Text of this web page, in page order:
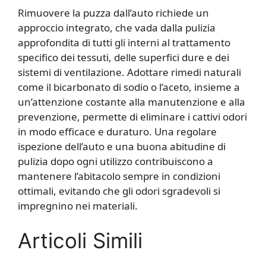
Rimuovere la puzza dall’auto richiede un
approccio integrato, che vada dalla pulizia
approfondita di tutti gli interni al trattamento
specifico dei tessuti, delle superfici dure e dei
sistemi di ventilazione. Adottare rimedi naturali
come il bicarbonato di sodio o l’aceto, insieme a
un’attenzione costante alla manutenzione e alla
prevenzione, permette di eliminare i cattivi odori
in modo efficace e duraturo. Una regolare
ispezione dell’auto e una buona abitudine di
pulizia dopo ogni utilizzo contribuiscono a
mantenere l’abitacolo sempre in condizioni
ottimali, evitando che gli odori sgradevoli si
impregnino nei materiali.
Articoli Simili